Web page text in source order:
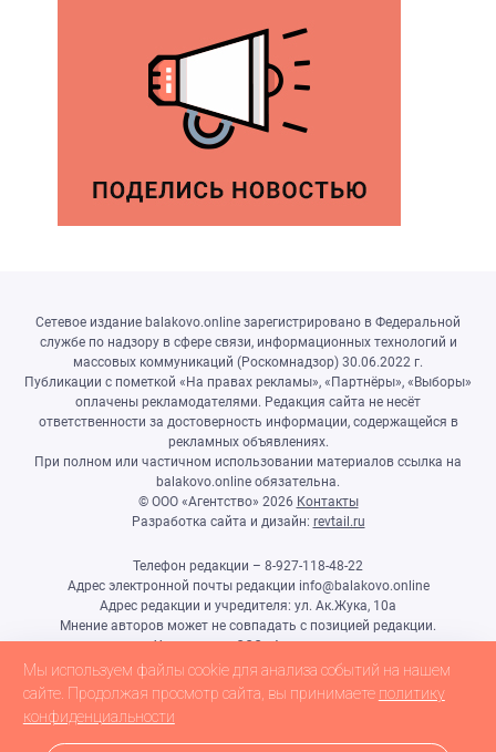
Сетевое издание balakovo.online зарегистрировано в Федеральной
службе по надзору в сфере связи, информационных технологий и
массовых коммуникаций (Роскомнадзор) 30.06.2022 г.
Публикации с пометкой «На правах рекламы», «Партнёры», «Выборы»
оплачены рекламодателями. Редакция сайта не несёт
ответственности за достоверность информации, содержащейся в
рекламных объявлениях.
При полном или частичном использовании материалов ссылка на
balakovo.online обязательна.
© ООО «Агентство» 2026 Контакты
Разработка сайта и дизайн: revtail.ru
Телефон редакции – 8-927-118-48-22
Адрес электронной почты редакции info@balakovo.online
Адрес редакции и учредителя: ул. Ак.Жука, 10а
Мнение авторов может не совпадать с позицией редакции.
Учредитель: ООО «Агентство»
Гл.редактор Ивлиева Н.Н.
Настоящий ресурс может содержать материалы 18+
Мы используем файлы cookie для анализа событий на нашем
сайте. Продолжая просмотр сайта, вы принимаете политику
конфиденциальности